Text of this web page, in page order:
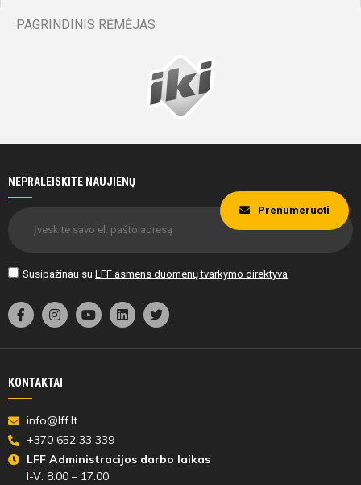
PAGRINDINIS RĖMĖJAS
NEPRALEISKITE NAUJIENŲ
Susipažinau su LFF asmens duomenų tvarkymo direktyva
Prenumeruoti
KONTAKTAI
info@lff.lt
+370 652 33 339
LFF Administracijos darbo laikas
I-V: 8:00 – 17:00